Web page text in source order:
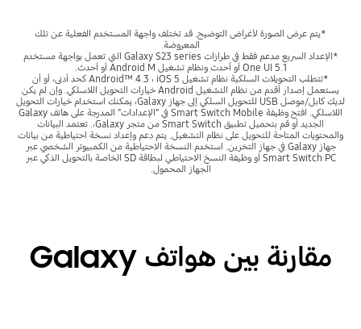
*يتم عرض الصورة لأغراض التوضيح. قد تختلف واجهة المستخدم الفعلية عن تلك
المعروضة.
*الإعداد السريع مدعم فقط في طرازات Galaxy S23 series التي تعمل بواجهة مستخدم
One UI 5.1 أو أحدث ونظام تشغيل Android M أو أحدث.
*تتطلب التحويلات السلكية نظام تشغيل Android™ 4.3 ، iOS 5 كحد أدنى، أو أن
يستعمل إصدار أقدم من نظام التشغيل Android خيارات التحويل اللاسلكي. وإن لم يكن
لديك كابل/موصل USB للتحويل السلكي إلى جهاز Galaxy، يمكنك استخدام خيارات التحويل
اللاسلكي. افتح وظيفة Smart Switch Mobile في "الإعدادات" المدرجة على هاتف Galaxy
الجديد أو قم بتحميل تطبيق Smart Switch من متجر Galaxy،. تعتمد البيانات
والمحتويات المتاحة للتحويل على نظام التشغيل. يتم دعم وإعداد نسخة احتياطية من بيانات
جهاز Galaxy في جهاز التخزين. استخدم النسخة الاحتياطية من الكمبيوتر الشخصي عبر
Smart Switch PC أو وظيفة النسخ الاحتياطي لبطاقة SD الخاصة بالتحويل الذكي عبر
الجهاز المحمول.
مقارنة بين هواتف Galaxy